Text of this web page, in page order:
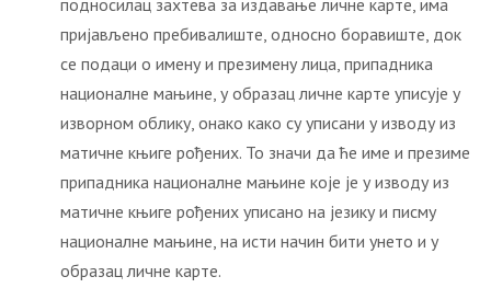
подносилац захтева за издавање личне карте, има
пријављено пребивалиште, односно боравиште, док
се подаци о имену и презимену лица, припадника
националне мањине, у образац личне карте уписује у
изворном облику, онако како су уписани у изводу из
матичне књиге рођених. То значи да ће име и презиме
припадника националне мањине које је у изводу из
матичне књиге рођених уписано на језику и писму
националне мањине, на исти начин бити унето и у
образац личне карте.